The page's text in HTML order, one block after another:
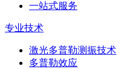
一站式服务
专业技术
激光多普勒测振技术
多普勒效应